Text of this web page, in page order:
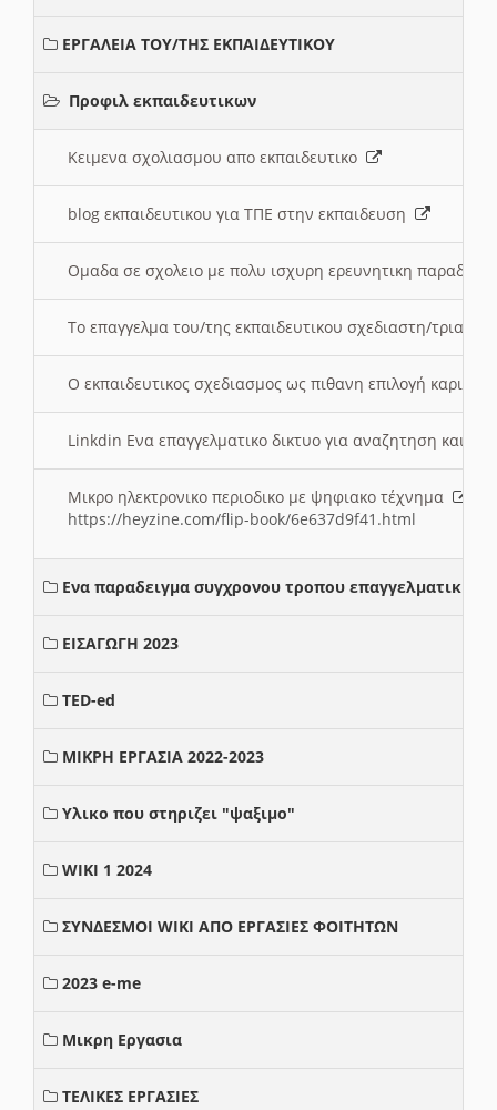
ΕΡΓΑΛΕΙΑ ΤΟΥ/ΤΗΣ ΕΚΠΑΙΔΕΥΤΙΚΟΥ
Προφιλ εκπαιδευτικων
Κειμενα σχολιασμου απο εκπαιδευτικο
blog εκπαιδευτικου για ΤΠΕ στην εκπαιδευση
Ομαδα σε σχολειο με πολυ ισχυρη ερευνητικη
Το επαγγελμα του/της εκπαιδευτικου σχεδιαστη/τριας
Ο εκπαιδευτικος σχεδιασμος ως πιθανη επιλογή
Linkdin Ενα επαγγελματικο δικτυο για αναζητηση και
Μικρο ηλεκτρονικο περιοδικο με ψηφιακο τέχνημα
https://heyzine.com/flip-book/6e637d9f41.html
Ενα παραδειγμα συγχρονου τροπου επαγγελματικης
ΕΙΣΑΓΩΓΗ 2023
TED-ed
ΜΙΚΡΗ ΕΡΓΑΣΙΑ 2022-2023
Υλικο που στηριζει "ψαξιμο"
WIKI 1 2024
ΣΥΝΔΕΣΜΟΙ WIKI ΑΠΟ ΕΡΓΑΣΙΕΣ ΦΟΙΤΗΤΩΝ
2023 e-me
Μικρη Εργασια
ΤΕΛΙΚΕΣ ΕΡΓΑΣΙΕΣ